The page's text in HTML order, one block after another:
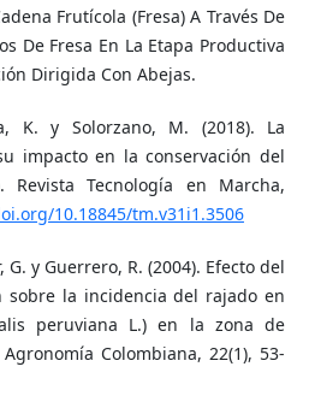
Frutícola (Fresa) A Través De
De Fresa En La Etapa Productiva
Dirigida Con Abejas.
K. y Solorzano, M. (2018). La
impacto en la conservación del
Revista Tecnología en Marcha,
10.18845/tm.v31i1.3506
G. y Guerrero, R. (2004). Efecto del
la incidencia del rajado en
peruviana L.) en la zona de
Colombiana, 22(1), 53-